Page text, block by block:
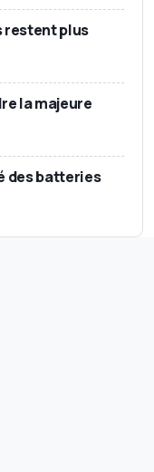
restent plus
la majeure
des batteries